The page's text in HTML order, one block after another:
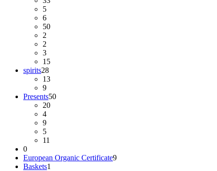
5
6
50
2
2
3
15
spirits28
13
9
Presents50
20
4
9
5
11
0
European Organic Certificate9
Baskets1